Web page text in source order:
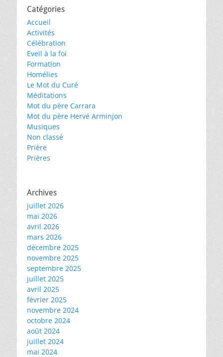
Catégories
Accueil
Activités
Célébration
Eveil à la foi
Formation
Homélies
Le Mot du Curé
Méditations
Mot du père Carrara
Mot du père Hervé Arminjon
Musiques
Non classé
Prière
Prières
Archives
juillet 2026
mai 2026
avril 2026
mars 2026
décembre 2025
novembre 2025
septembre 2025
juillet 2025
avril 2025
février 2025
novembre 2024
octobre 2024
août 2024
juillet 2024
mai 2024